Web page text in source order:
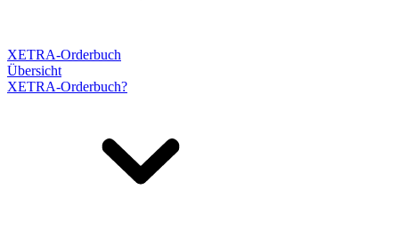
XETRA-Orderbuch
Übersicht
XETRA-Orderbuch?